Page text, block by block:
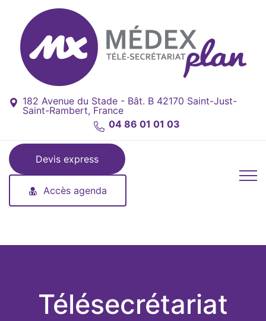
182 Avenue du Stade - Bât. B 42170 Saint-Just-
Saint-Rambert, France
04 86 01 01 03
Devis express
Accès agenda
Télésecrétariat